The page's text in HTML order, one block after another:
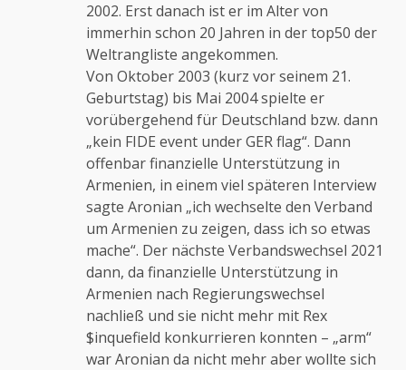
2002. Erst danach ist er im Alter von
immerhin schon 20 Jahren in der top50 der
Weltrangliste angekommen.
Von Oktober 2003 (kurz vor seinem 21.
Geburtstag) bis Mai 2004 spielte er
vorübergehend für Deutschland bzw. dann
„kein FIDE event under GER flag“. Dann
offenbar finanzielle Unterstützung in
Armenien, in einem viel späteren Interview
sagte Aronian „ich wechselte den Verband
um Armenien zu zeigen, dass ich so etwas
mache“. Der nächste Verbandswechsel 2021
dann, da finanzielle Unterstützung in
Armenien nach Regierungswechsel
nachließ und sie nicht mehr mit Rex
$inquefield konkurrieren konnten – „arm“
war Aronian da nicht mehr aber wollte sich